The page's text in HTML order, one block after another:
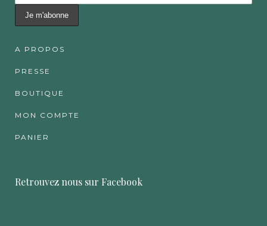
A PROPOS
PRESSE
BOUTIQUE
MON COMPTE
PANIER
Retrouvez nous sur Facebook